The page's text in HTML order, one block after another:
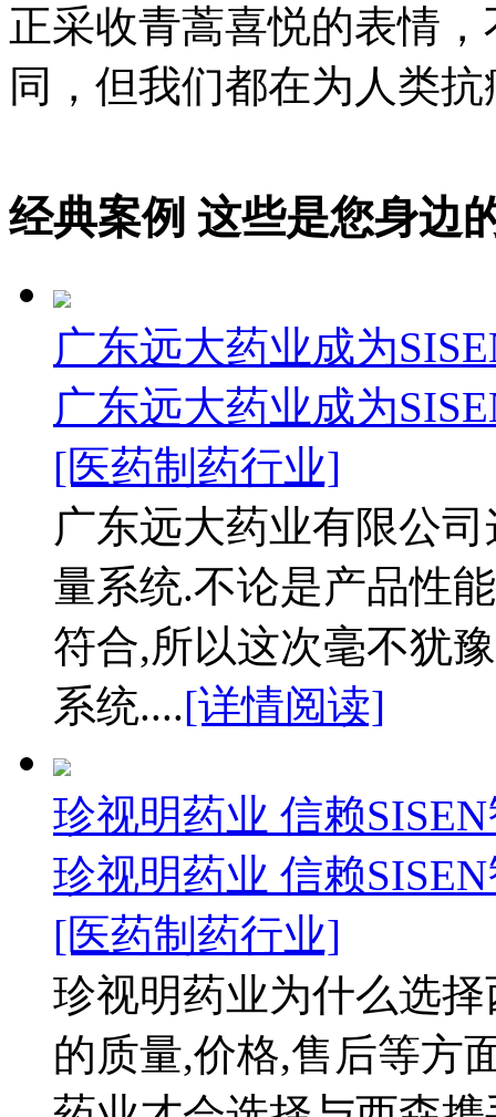
正采收青蒿喜悦的表情
同，但我们都在为人类
经典案例 这些是您身边
广东远大药业成为
广东远大药业成为
[医药制药行业]
广东远大药业有限公
量系统.不论是产品性
符合,所以这次毫不犹
系统....[详情阅读]
珍视明药业 信赖
珍视明药业 信赖
[医药制药行业]
珍视明药业为什么选
的质量,价格,售后等方